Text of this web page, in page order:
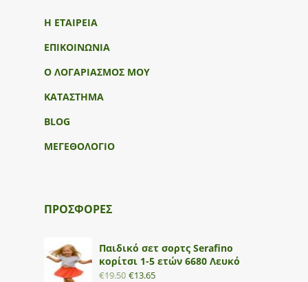
Η ΕΤΑΙΡΕΙΑ
ΕΠΙΚΟΙΝΩΝΙΑ
Ο ΛΟΓΑΡΙΑΣΜΟΣ ΜΟΥ
ΚΑΤΑΣΤΗΜΑ
BLOG
ΜΕΓΕΘΟΛΟΓΙΟ
ΠΡΟΣΦΟΡΕΣ
Παιδικό σετ σορτς Serafino
κορίτσι 1-5 ετών 6680 Λευκό
€19.50 €13.65